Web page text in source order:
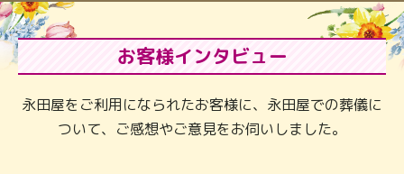
お客様インタビュー
永田屋をご利用になられたお客様に、永田屋での葬儀に
ついて、ご感想やご意見をお伺いしました。